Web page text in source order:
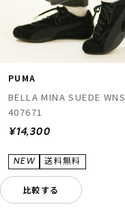
PUMA
BELLA MINA SUEDE WNS
407671
¥14,300
比較する